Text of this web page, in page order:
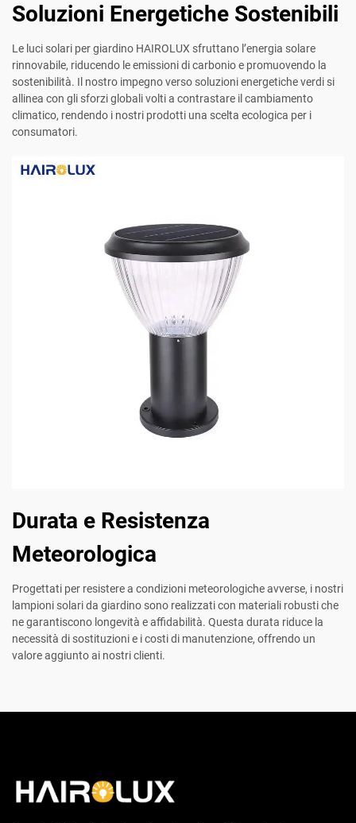
Soluzioni Energetiche Sostenibili
Le luci solari per giardino HAIROLUX sfruttano l’energia solare
rinnovabile, riducendo le emissioni di carbonio e promuovendo la
sostenibilità. Il nostro impegno verso soluzioni energetiche verdi si
allinea con gli sforzi globali volti a contrastare il cambiamento
climatico, rendendo i nostri prodotti una scelta ecologica per i
consumatori.
Durata e Resistenza
Meteorologica
Progettati per resistere a condizioni meteorologiche avverse, i nostri
lampioni solari da giardino sono realizzati con materiali robusti che
ne garantiscono longevità e affidabilità. Questa durata riduce la
necessità di sostituzioni e i costi di manutenzione, offrendo un
valore aggiunto ai nostri clienti.